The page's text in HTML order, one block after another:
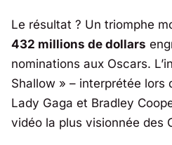
Le résultat ? Un triomphe
432 millions de dollars
nominations aux Oscars.
Shallow » – interprétée lors
Lady Gaga et Bradley
vidéo la plus visionnée des